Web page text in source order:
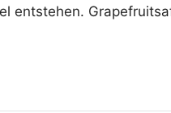
entstehen.